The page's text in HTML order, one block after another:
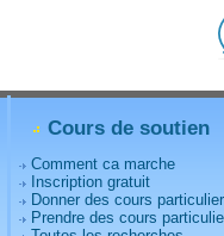
Cours de soutien
Comment ca marche
Inscription gratuit
Donner des cours
Prendre des cours